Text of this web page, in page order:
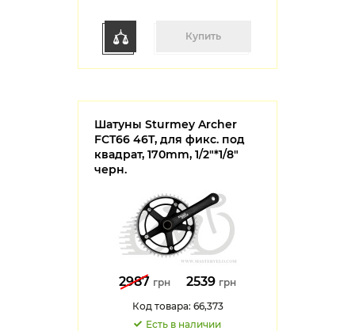
Купить
Шатуны Sturmey Archer
FCT66 46T, для фикс. под
квадрат, 170mm, 1/2"*1/8"
черн.
2987 грн 2539 грн
Код товара: 66,373
Есть в наличии